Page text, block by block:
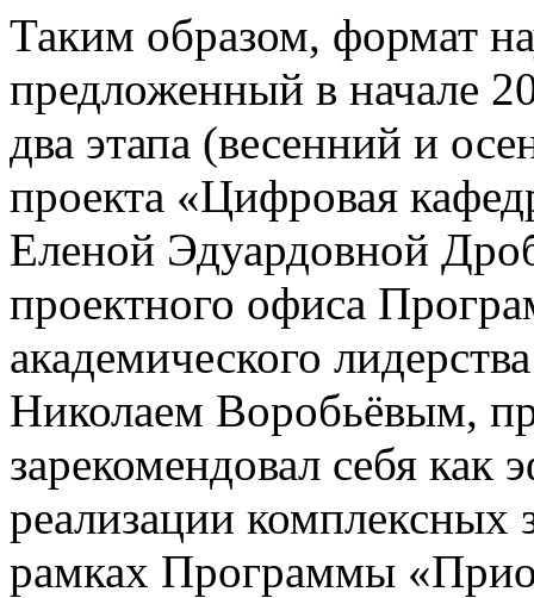
Таким образом, формат
предложенный в начале
два этапа (весенний и
проекта «Цифровая
Еленой Эдуардовной
проектного офиса
академического
Николаем Воробьёвым,
зарекомендовал себя как
реализации комплексных
рамках Программы